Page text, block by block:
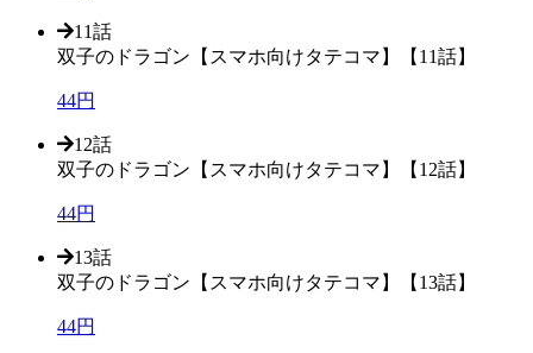
11話
双子のドラゴン【スマホ向けタテコマ】【11話】
44円
12話
双子のドラゴン【スマホ向けタテコマ】【12話】
44円
13話
双子のドラゴン【スマホ向けタテコマ】【13話】
44円